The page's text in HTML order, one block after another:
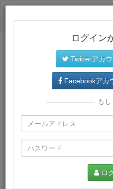
ログイン
Twitterアカ
Facebookアカ
も
ロ